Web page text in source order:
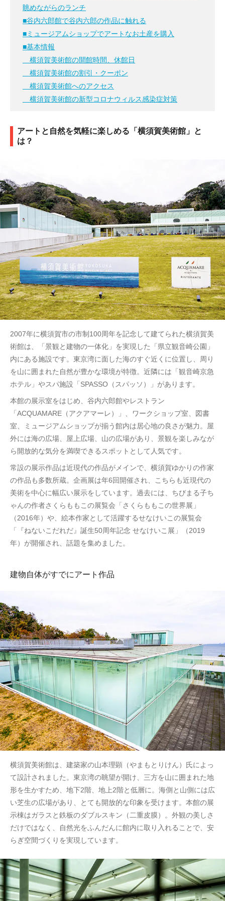
眺めながらのランチ
■谷内六郎館で谷内六郎の作品に触れる
■ミュージアムショップでアートなお土産を購入
■基本情報
横須賀美術館の開館時間、休館日
横須賀美術館の割引・クーポン
横須賀美術館へのアクセス
横須賀美術館の新型コロナウィルス感染症対策
アートと自然を気軽に楽しめる「横須賀美術館」と
は？
2007年に横須賀市の市制100周年を記念して建てられた横須賀美
術館は、「景観と建物の一体化」を実現した「県立観音崎公園」
内にある施設です。東京湾に面した海のすぐ近くに位置し、周り
を山に囲まれた自然が豊かな環境が特徴。近隣には「観音崎京急
ホテル」やスパ施設「SPASSO（スパッソ）」があります。
本館の展示室をはじめ、谷内六郎館やレストラン
「ACQUAMARE（アクアマーレ）」、ワークショップ室、図書
室、ミュージアムショップが揃う館内は居心地の良さが魅力。屋
外には海の広場、屋上広場、山の広場があり、景観を楽しみなが
ら開放的な気分を満喫できるスポットとして人気です。
常設の展示作品は近現代の作品がメインで、横須賀ゆかりの作家
の作品も多数所蔵。企画展は年6回開催され、こちらも近現代の
美術を中心に幅広い展示をしています。過去には、ちびまる子ち
ゃんの作者さくらももこの展覧会「さくらももこの世界展」
（2016年）や、絵本作家として活躍するせなけいこの展覧会
「『ねないこだれだ』誕生50周年記念 せなけいこ展」（2019
年）が開催され、話題を集めました。
建物自体がすでにアート作品
横須賀美術館は、建築家の山本理顕（やまもとりけん）氏によっ
て設計されました。東京湾の眺望が開け、三方を山に囲まれた地
形を生かすため、地下2階、地上2階と低層に。海側と山側には広
い芝生の広場があり、とても開放的な印象を受けます。本館の展
示棟はガラスと鉄板のダブルスキン（二重皮膜）。外観の美しさ
だけではなく、自然光をふんだんに館内に取り入れることで、安
らぎ空間づくりを実現しています。